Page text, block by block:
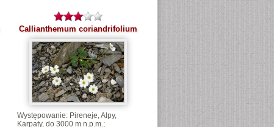
Callianthemum coriandrifolium
Występowanie: Pireneje, Alpy,
Karpaty, do 3000 m n.p.m.;